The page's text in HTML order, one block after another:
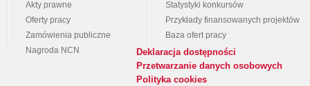
Akty prawne
Oferty pracy
Zamówienia publiczne
Nagroda NCN
Statystyki konkursów
Przykłady finansowanych projektów
Baza ofert pracy
Deklaracja dostępności
Przetwarzanie danych osobowych
Polityka cookies